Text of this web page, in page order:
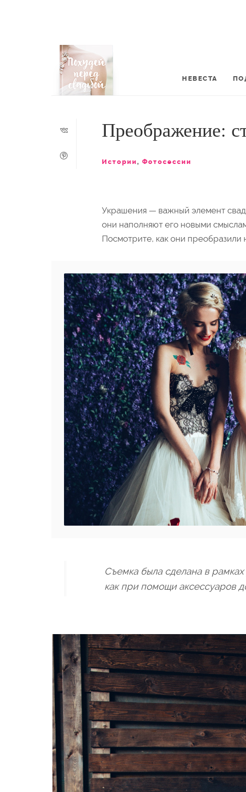
НЕВЕСТА
Преображение:
Истории, Фотосессии
Украшения — важный элемент
они наполняют его новыми
Посмотрите, как они преобразили
Съемка была сделана в
как при помощи аксессуаров